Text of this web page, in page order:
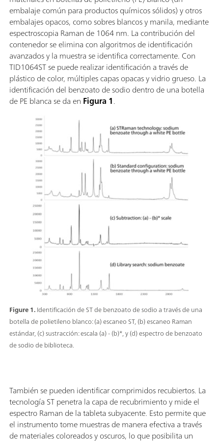
láser.
Figure 1.Identificación de ST de benzoato de sodio a través de una
botella de polietileno blanco: (a) escaneo ST, (b) escaneo Raman
estándar, (c) sustracción: escala (a) - (b)*, y (d) espectro de benzoato
de sodio de biblioteca.
embalaje común para productos químicos sólidos) y otros
embalajes opacos, como sobres blancos y manila, mediante
espectroscopia Raman de 1064 nm. La contribución del
contenedor se elimina con algoritmos de identificación
avanzados y la muestra se identifica correctamente. Con
TID1064ST se puede realizar identificación a través de
plástico de color, múltiples capas opacas y vidrio grueso. La
identificación del benzoato de sodio dentro de una botella
de PE blanca se da en Figura 1.
También se pueden identificar comprimidos recubiertos. La
tecnología ST penetra la capa de recubrimiento y mide el
espectro Raman de la tableta subyacente. Esto permite que
el instrumento tome muestras de manera efectiva a través
de materiales coloreados y oscuros, lo que posibilita un